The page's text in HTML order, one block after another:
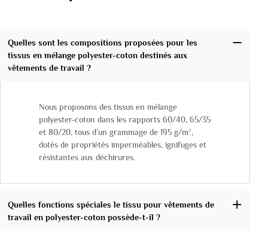
Quelles sont les compositions proposées pour les
tissus en mélange polyester-coton destinés aux
vêtements de travail ?
Nous proposons des tissus en mélange
polyester-coton dans les rapports 60/40, 65/35
et 80/20, tous d’un grammage de 195 g/m²,
dotés de propriétés imperméables, ignifuges et
résistantes aux déchirures.
Quelles fonctions spéciales le tissu pour vêtements de
travail en polyester-coton possède-t-il ?